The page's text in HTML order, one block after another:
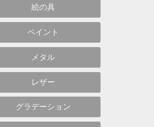
絵の具
ペイント
メタル
レザー
グラデーション